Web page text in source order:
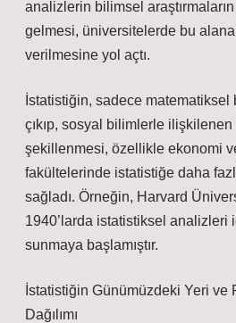
analizlerin bilimsel
gelmesi, üniversitelerde bu
verilmesine yol açtı.
İstatistiğin, sadece matematiksel
çıkıp, sosyal bilimlerle
şekillenmesi, özellikle ekonomi
fakültelerinde istatistiğe daha
sağladı. Örneğin, Harvard
1940’larda istatistiksel analizleri
sunmaya başlamıştır.
İstatistiğin Günümüzdeki Yeri ve
Dağılımı